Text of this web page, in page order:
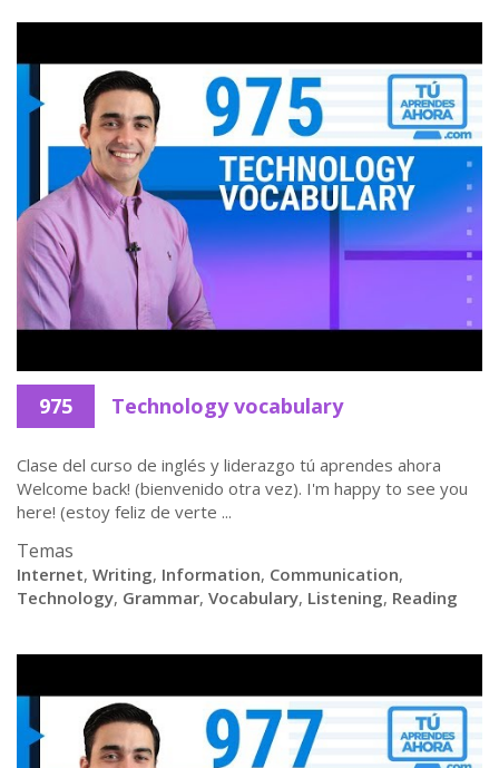
975 Technology vocabulary
Clase del curso de inglés y liderazgo tú aprendes ahora
Welcome back! (bienvenido otra vez). I'm happy to see you
here! (estoy feliz de verte ...
Temas
Internet, Writing, Information, Communication,
Technology, Grammar, Vocabulary, Listening, Reading